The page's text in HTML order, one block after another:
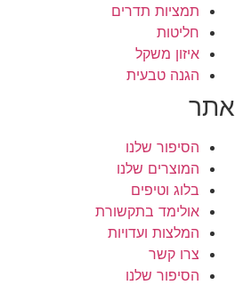
תמציות תדרים
חליטות
איזון משקל
הגנה טבעית
אתר
הסיפור שלנו
המוצרים שלנו
בלוג וטיפים
אולימד בתקשורת
המלצות ועדויות
צרו קשר
הסיפור שלנו